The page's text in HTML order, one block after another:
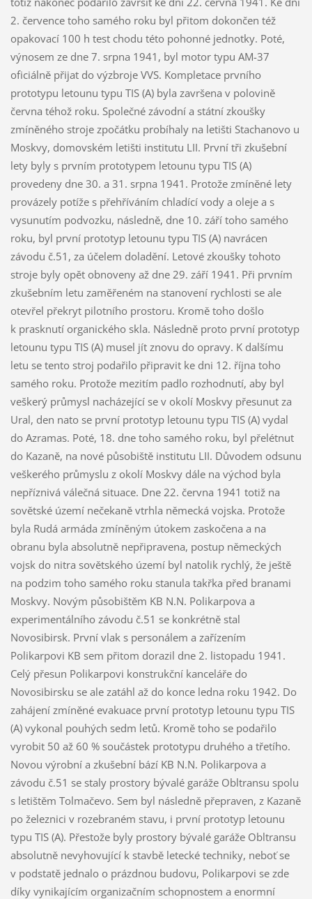
2. července toho samého roku byl přitom dokončen též
opakovací 100 h test chodu této pohonné jednotky. Poté,
výnosem ze dne 7. srpna 1941, byl motor typu AM-37
oficiálně přijat do výzbroje VVS. Kompletace prvního
prototypu letounu typu TIS (A) byla završena v polovině
června téhož roku. Společné závodní a státní zkoušky
zmíněného stroje zpočátku probíhaly na letišti Stachanovo u
Moskvy, domovském letišti institutu LII. První tři zkušební
lety byly s prvním prototypem letounu typu TIS (A)
provedeny dne 30. a 31. srpna 1941. Protože zmíněné lety
provázely potíže s přehříváním chladící vody a oleje a s
vysunutím podvozku, následně, dne 10. září toho samého
roku, byl první prototyp letounu typu TIS (A) navrácen
závodu č.51, za účelem doladění. Letové zkoušky tohoto
stroje byly opět obnoveny až dne 29. září 1941. Při prvním
zkušebním letu zaměřeném na stanovení rychlosti se ale
otevřel překryt pilotního prostoru. Kromě toho došlo
k prasknutí organického skla. Následně proto první prototyp
letounu typu TIS (A) musel jít znovu do opravy. K dalšímu
letu se tento stroj podařilo připravit ke dni 12. října toho
samého roku. Protože mezitím padlo rozhodnutí, aby byl
veškerý průmysl nacházející se v okolí Moskvy přesunut za
Ural, den nato se první prototyp letounu typu TIS (A) vydal
do Azramas. Poté, 18. dne toho samého roku, byl přelétnut
do Kazaně, na nové působiště institutu LII. Důvodem odsunu
veškerého průmyslu z okolí Moskvy dále na východ byla
nepříznivá válečná situace. Dne 22. června 1941 totiž na
sovětské území nečekaně vtrhla německá vojska. Protože
byla Rudá armáda zmíněným útokem zaskočena a na
obranu byla absolutně nepřipravena, postup německých
vojsk do nitra sovětského území byl natolik rychlý, že ještě
na podzim toho samého roku stanula takřka před branami
Moskvy. Novým působištěm KB N.N. Polikarpova a
experimentálního závodu č.51 se konkrétně stal
Novosibirsk. První vlak s personálem a zařízením
Polikarpovi KB sem přitom dorazil dne 2. listopadu 1941.
Celý přesun Polikarpovi konstrukční kanceláře do
Novosibirsku se ale zatáhl až do konce ledna roku 1942. Do
zahájení zmíněné evakuace první prototyp letounu typu TIS
(A) vykonal pouhých sedm letů. Kromě toho se podařilo
vyrobit 50 až 60 % součástek prototypu druhého a třetího.
Novou výrobní a zkušební bází KB N.N. Polikarpova a
závodu č.51 se staly prostory bývalé garáže Obltransu spolu
s letištěm Tolmačevo. Sem byl následně přepraven, z Kazaně
po železnici v rozebraném stavu, i první prototyp letounu
typu TIS (A). Přestože byly prostory bývalé garáže Obltransu
absolutně nevyhovující k stavbě letecké techniky, neboť se
v podstatě jednalo o prázdnou budovu, Polikarpovi se zde
díky vynikajícím organizačním schopnostem a enormní